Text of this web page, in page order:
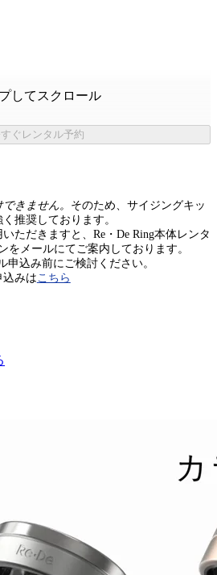
してスクロール
ぐレンタル予約
きません。 そのため、サイジングキッ
推奨しております。
ただきますと、Re・De Ring本体レンタ
をメールにてご案内しております。
申込み前にご検討ください。
込みは こちら